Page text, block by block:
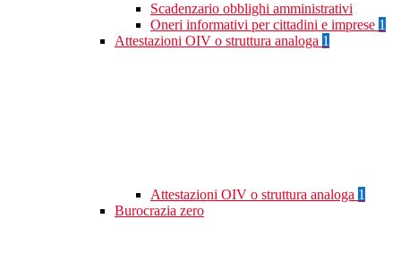
Scadenzario obblighi amministrativi
Oneri informativi per cittadini e imprese 1
Attestazioni OIV o struttura analoga 1
Attestazioni OIV o struttura analoga 1
Burocrazia zero